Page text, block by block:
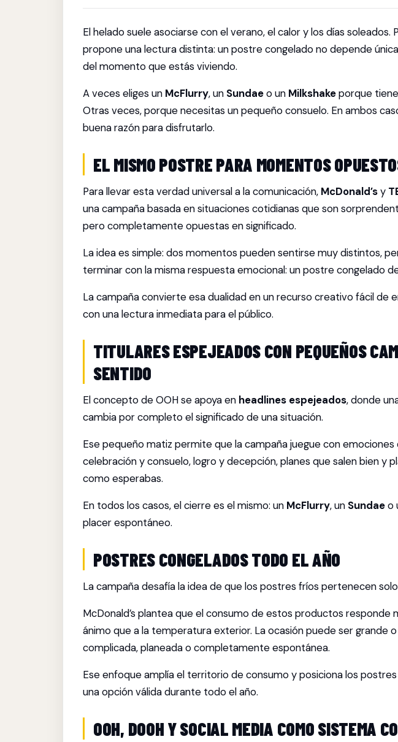
El helado suele asociarse con el verano, el calor y los días soleados.
propone una lectura distinta: un postre congelado no depende
del momento que estás viviendo.
A veces eliges un McFlurry, un Sundaeo un Milkshakeporque
Otras veces, porque necesitas un pequeño consuelo. En ambos
buena razón para disfrutarlo.
EL MISMO POSTRE PARA MOMENTOS
Para llevar esta verdad universal a la comunicación, McDonald’sy
una campaña basada en situaciones cotidianas que son
pero completamente opuestas en significado.
La idea es simple: dos momentos pueden sentirse muy distintos,
terminar con la misma respuesta emocional: un postre congelado de
La campaña convierte esa dualidad en un recurso creativo fácil de
con una lectura inmediata para el público.
TITULARES ESPEJEADOS CON PEQUEÑOS
SENTIDO
El concepto de OOH se apoya en headlines espejeados, donde
cambia por completo el significado de una situación.
Ese pequeño matiz permite que la campaña juegue con emociones
celebración y consuelo, logro y decepción, planes que salen bien y
como esperabas.
En todos los casos, el cierre es el mismo: un McFlurry, un Sundaeo
placer espontáneo.
POSTRES CONGELADOS TODO EL AÑO
La campaña desafía la idea de que los postres fríos pertenecen
McDonald’s plantea que el consumo de estos productos responde
ánimo que a la temperatura exterior. La ocasión puede ser grande
complicada, planeada o completamente espontánea.
Ese enfoque amplía el territorio de consumo y posiciona los
una opción válida durante todo el año.
OOH, DOOH Y SOCIAL MEDIA COMO SISTEMA